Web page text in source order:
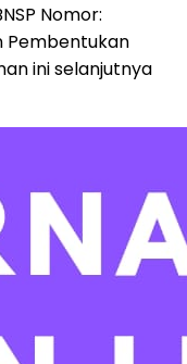
Nomor:
Pembentukan
ini selanjutnya